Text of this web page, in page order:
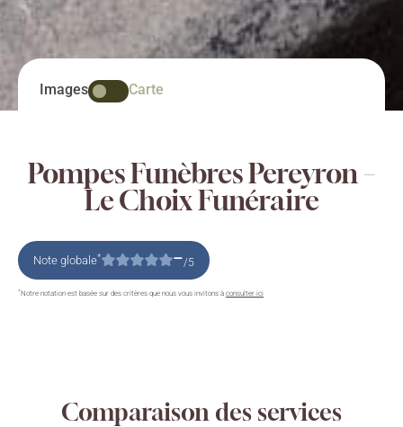
Images Carte
Pompes Funèbres Pereyron –
Le Choix Funéraire
Note globale* –/5
*Notre notation est basée sur des critères que nous vous invitons à consulter ici
Comparaison des services